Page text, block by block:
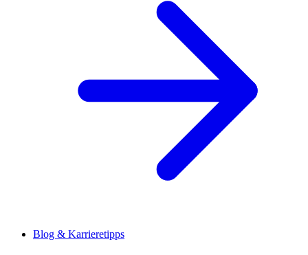
Blog & Karrieretipps